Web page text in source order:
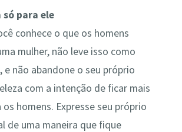
só para ele
conhece o que os homens
mulher, não leve isso como
e não abandone o seu próprio
com a intenção de ficar mais
homens. Expresse seu próprio
de uma maneira que fique